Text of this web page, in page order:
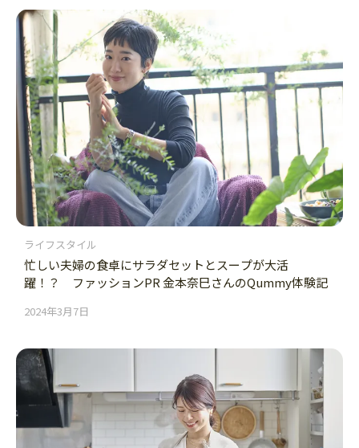
ライフスタイル
忙しい夫婦の食卓にサラダセットとスープが大活
躍！？ ファッションPR 金本奈巳さんのQummy体験記
2024年3月7日